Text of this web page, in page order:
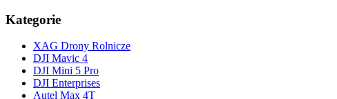
Kategorie
XAG Drony Rolnicze
DJI Mavic 4
DJI Mini 5 Pro
DJI Enterprises
Autel Max 4T